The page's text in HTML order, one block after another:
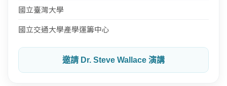
國立臺灣大學
國立交通大學產學運籌中心
邀請 Dr. Steve Wallace 演講